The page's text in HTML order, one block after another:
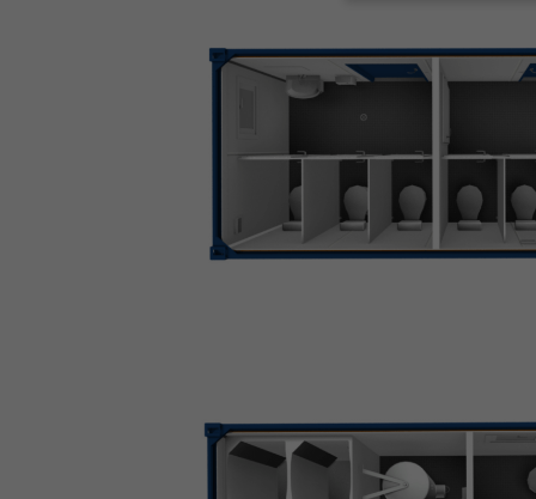
Wir verwenden
helfen, diese Website
Adressen), z. B. für
Verwendung Ihrer
Hier finden Sie eine
sich weitere
Alle akzeptieren
Externe Medien
Inhalte von
werden, bedarf der Zugriff